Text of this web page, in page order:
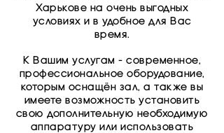
Харькове на очень выгодных
условиях и в удобное для Вас
время.
К Вашим услугам - современное,
профессиональное оборудование,
которым оснащён зал, а также вы
имеете возможность установить
свою дополнительную необходимую
аппаратуру или использовать